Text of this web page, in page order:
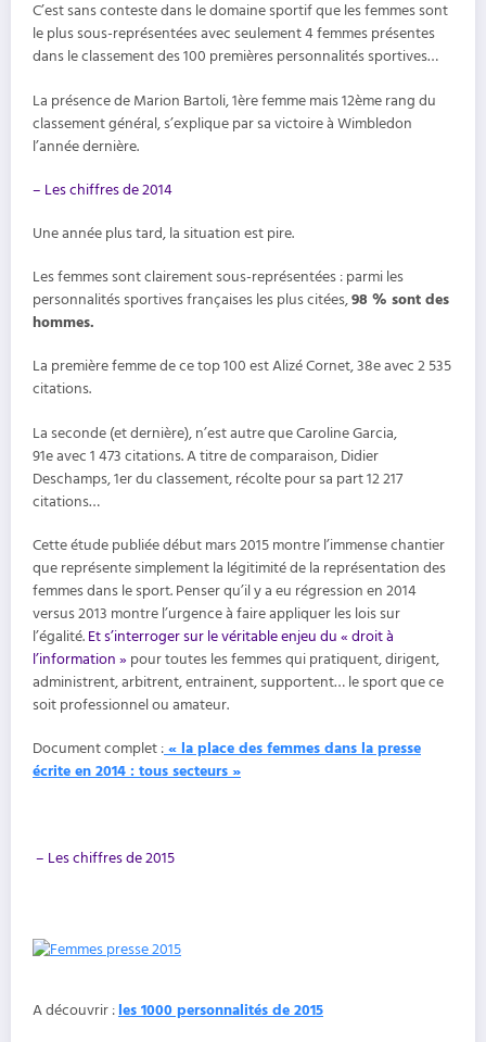
C’est sans conteste dans le domaine sportif que les femmes sont
le plus sous-représentées avec seulement 4 femmes présentes
dans le classement des 100 premières personnalités sportives…
La présence de Marion Bartoli, 1ère femme mais 12ème rang du
classement général, s’explique par sa victoire à Wimbledon
l’année dernière.
– Les chiffres de 2014
Une année plus tard, la situation est pire.
Les femmes sont clairement sous-représentées : parmi les
personnalités sportives françaises les plus citées,98 % sont des
hommes.
La première femme de ce top 100 est Alizé Cornet, 38e avec 2 535
citations.
La seconde (et dernière), n’est autre que Caroline Garcia,
91e avec 1 473 citations. A titre de comparaison, Didier
Deschamps, 1er du classement, récolte pour sa part 12 217
citations…
Cette étude publiée début mars 2015 montre l’immense chantier
que représente simplement la légitimité de la représentation des
femmes dans le sport. Penser qu’il y a eu régression en 2014
versus 2013 montre l’urgence à faire appliquer les lois sur
l’égalité. Et s’interroger sur le véritable enjeu du « droit à
l’information » pour toutes les femmes qui pratiquent, dirigent,
administrent, arbitrent, entrainent, supportent… le sport que ce
soit professionnel ou amateur.
Document complet : « la place des femmes dans la presse
écrite en 2014 : tous secteurs »
– Les chiffres de 2015
A découvrir : les 1000 personnalités de 2015